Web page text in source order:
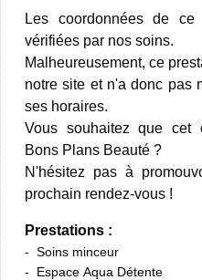
Les coordonnées de
vérifiées par nos soins.
Malheureusement, ce
notre site et n'a donc pas
ses horaires.
Vous souhaitez que cet
Bons Plans Beauté ?
N'hésitez pas à
prochain rendez-vous !
Prestations :
Soins minceur
Espace Aqua Détente